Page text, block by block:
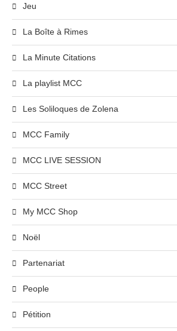
Jeu
La Boîte à Rimes
La Minute Citations
La playlist MCC
Les Soliloques de Zolena
MCC Family
MCC LIVE SESSION
MCC Street
My MCC Shop
Noël
Partenariat
People
Pétition